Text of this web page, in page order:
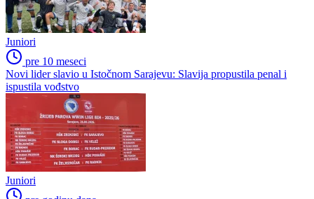
Juniori
pre 10 meseci
Novi lider slavio u Istočnom Sarajevu: Slavija propustila penal i
ispustila vođstvo
Juniori